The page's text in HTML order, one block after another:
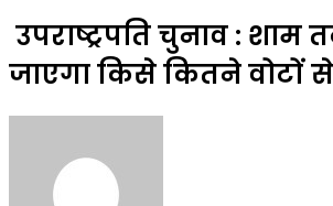
उपराष्ट्रपति चुनाव : शाम
जाएगा किसे कितने वोटों